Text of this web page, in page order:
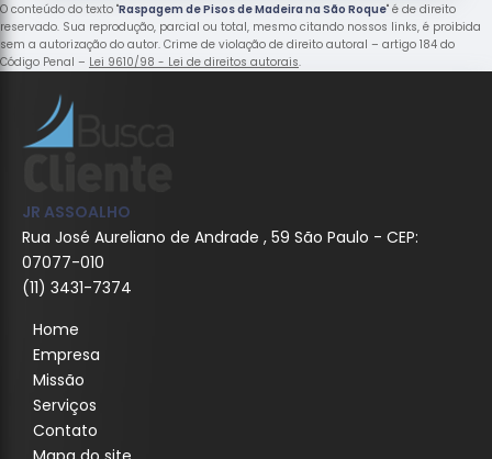
O conteúdo do texto "Raspagem de Pisos de Madeira na São Roque" é de direito
reservado. Sua reprodução, parcial ou total, mesmo citando nossos links, é proibida
sem a autorização do autor. Crime de violação de direito autoral – artigo 184 do
Código Penal – Lei 9610/98 - Lei de direitos autorais.
JR ASSOALHO
Rua José Aureliano de Andrade , 59 São Paulo - CEP:
07077-010
(11) 3431-7374
Home
Empresa
Missão
Serviços
Contato